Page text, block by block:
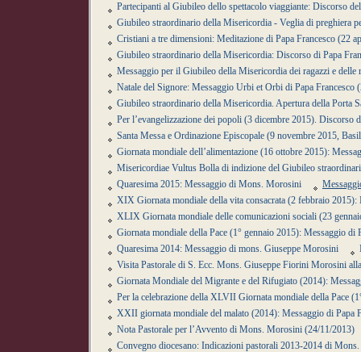
Partecipanti al Giubileo dello spettacolo viaggiante: Discorso
Giubileo straordinario della Misericordia - Veglia di preghiera
Cristiani a tre dimensioni: Meditazione di Papa Francesco (22
Giubileo straordinario della Misericordia: Discorso di Papa
Messaggio per il Giubileo della Misericordia dei ragazzi e delle
Natale del Signore: Messaggio Urbi et Orbi di Papa Francesco
Giubileo straordinario della Misericordia. Apertura della Porta
Per l’evangelizzazione dei popoli (3 dicembre 2015). Discorso
Santa Messa e Ordinazione Episcopale (9 novembre 2015,
Giornata mondiale dell’alimentazione (16 ottobre 2015):
Misericordiae Vultus Bolla di indizione del Giubileo
Quaresima 2015: Messaggio di Mons. Morosini
XIX Giornata mondiale della vita consacrata (2 febbraio 2015):
XLIX Giornata mondiale delle comunicazioni sociali (23
Giornata mondiale della Pace (1° gennaio 2015): Messaggio di
Quaresima 2014: Messaggio di mons. Giuseppe Morosini
Visita Pastorale di S. Ecc. Mons. Giuseppe Fiorini Morosini
Giornata Mondiale del Migrante e del Rifugiato (2014):
Per la celebrazione della XLVII Giornata mondiale della Pace
XXII giornata mondiale del malato (2014): Messaggio di Papa
Nota Pastorale per l’Avvento di Mons. Morosini (24/11/2013)
Convegno diocesano: Indicazioni pastorali 2013-2014 di